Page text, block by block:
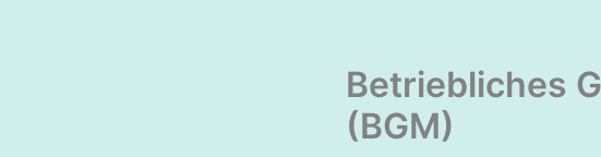
Betriebliches
(BGM)